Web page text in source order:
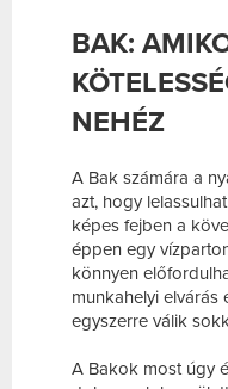
BAK:
NEHÉZ
A Bak számára a
azt, hogy
képes fejben a
éppen egy
könnyen
munkahelyi elvárás
egyszerre válik
A Bakok most úgy